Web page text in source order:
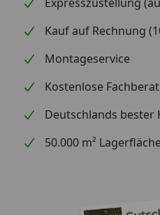
Kauf auf Rechnung
Montageservice
Kostenlose
Deutschlands bester
50.000 m²